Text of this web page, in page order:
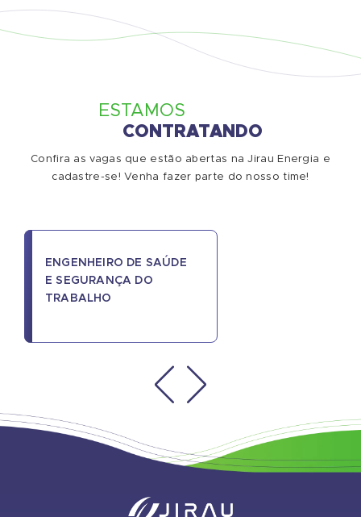
ESTAMOS
CONTRATANDO
Confira as vagas que estão abertas na Jirau Energia e
cadastre-se! Venha fazer parte do nosso time!
ENGENHEIRO DE SAÚDE
E SEGURANÇA DO
TRABALHO